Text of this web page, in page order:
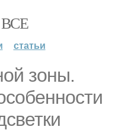
статьи
зоны.